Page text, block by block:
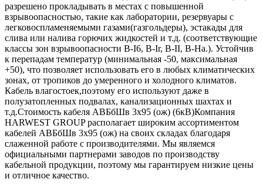
разрешено прокладывать в местах с повышенной
взрывоопасностью, такие как лаборатории, резервуары с
легковоспламеняемыми газами(газгольдеры), эстакады для
слива или налива горючих жидкостей и т.д. (соответствующие
классы зон взрывоопасности B-I6, B-Ir, B-II, В-На.). Устойчив
к перепадам температур (минимальная -50, максимальная
+50), что позволяет использовать его в любых климатических
зонах, от тропиков до умеренного и холодного климатов.
Кабель влагостоек,поэтому его используют даже в
полузатопленных подвалах, канализационных шахтах и
т.д.Стоимость кабеля АВБбШв 3х95 (ож) (6кВ)Компания
HARWEST GROUP располагает широким ассортиментом
кабелей АВБбШв 3х95 (ож) на своих складах благодаря
слаженной работе с производителями. Мы являемся
официальными партнерами заводов по производству
кабельной продукции, поэтому мы гарантируем низкие цены
и отличное качество.